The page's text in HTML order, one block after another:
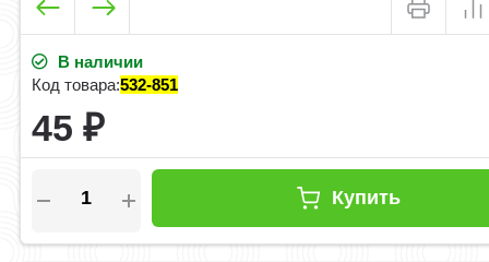
В наличии
Код товара:532-851
45₽
Купить